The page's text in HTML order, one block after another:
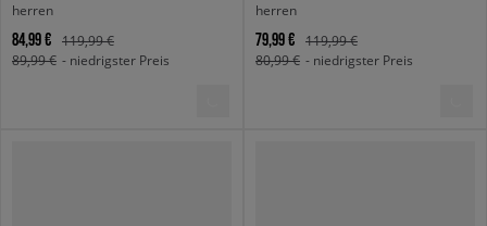
herren
84,99 €
119,99 €
89,99 € - niedrigster Preis
herren
79,99 €
119,99 €
80,99 € - niedrigster Preis